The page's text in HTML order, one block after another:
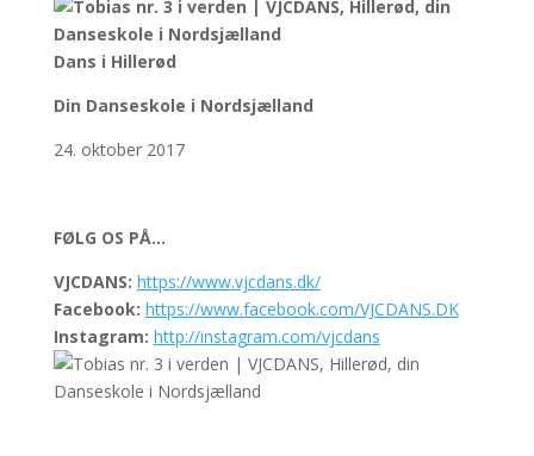
Dans i Hillerød
Din Danseskole i Nordsjælland
24. oktober 2017
FØLG OS PÅ…
VJCDANS: https://www.vjcdans.dk/
Facebook: https://www.facebook.com/VJCDANS.DK
Instagram: http://instagram.com/vjcdans